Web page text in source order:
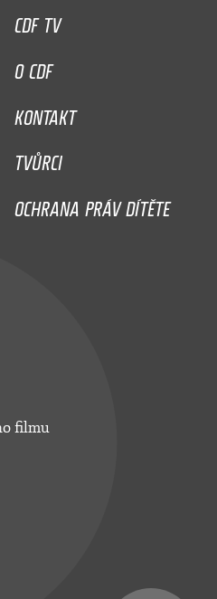
CDF TV
O CDF
KONTAKT
TVŮRCI
OCHRANA PRÁV DÍTĚTE
filmu